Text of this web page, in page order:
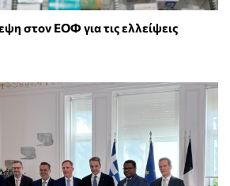
στον ΕΟΦ για τις ελλείψεις